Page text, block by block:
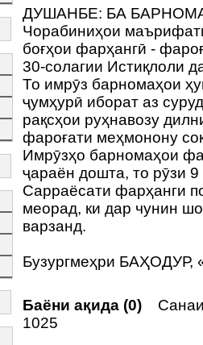
ДУШАНБЕ: БА
Чорабиниҳои
боғҳои фарҳангӣ -
30-солагии Истиқлоли
То имрӯз барномаҳои
ҷумҳурӣ иборат аз
рақсҳои руҳнавозу
фароғати меҳмонону
Имрӯзҳо барномаҳои
ҷараён дошта, то рӯзи
Сарраёсати фарҳанги
меорад, ки дар чунин
варзанд.
Бузургмеҳри БАҲОДУР,
Баёни ақида (0)
1025